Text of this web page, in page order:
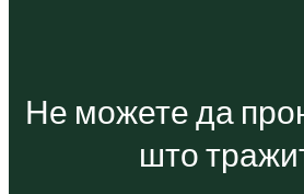
Не можете да
што